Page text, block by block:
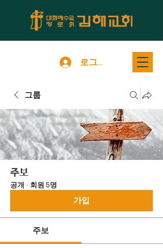
로그인
그룹
주보
공개 · 회원 5명
가입
주보